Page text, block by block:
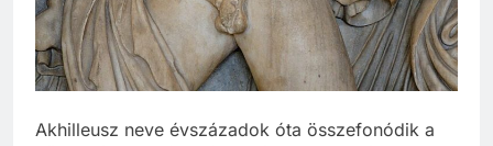
Akhilleusz neve évszázadok óta összefonódik a